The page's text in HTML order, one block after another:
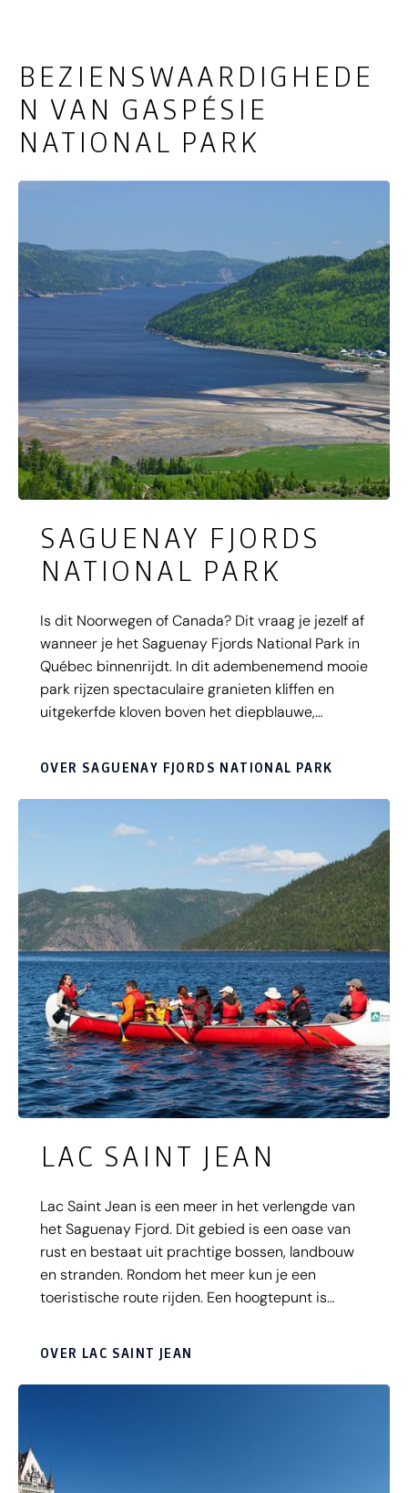
BEZIENSWAARDIGHEDE
N VAN GASPÉSIE
NATIONAL PARK
SAGUENAY FJORDS
NATIONAL PARK
Is dit Noorwegen of Canada? Dit vraag je jezelf af
wanneer je het Saguenay Fjords National Park in
Québec binnenrijdt. In dit adembenemend mooie
park rijzen spectaculaire granieten kliffen en
uitgekerfde kloven boven het diepblauwe,
vanuit een watervliegtuig of spot bijzondere
beloega, minke en blauwe walvissen per boot.
Waar je ook voor kiest, het uitzicht in Saguenay
Fords is werkelijk magnifiek!
OVER SAGUENAY FJORDS NATIONAL PARK
LAC SAINT JEAN
Lac Saint Jean is een meer in het verlengde van
het Saguenay Fjord. Dit gebied is een oase van
rust en bestaat uit prachtige bossen, landbouw
en stranden. Rondom het meer kun je een
toeristische route rijden. Een hoogtepunt is
OVER LAC SAINT JEAN